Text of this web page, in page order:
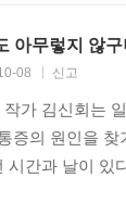
아무렇지 않
08 신고
가 김신회는
증의 원인을
시간과 날이